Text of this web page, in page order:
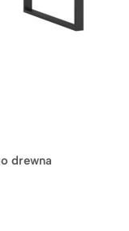
drewna